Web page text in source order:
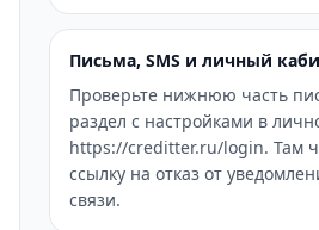
Письма, SMS и личный
Проверьте нижнюю часть
раздел с настройками в
https://creditter.ru/login. Там
ссылку на отказ от
связи.